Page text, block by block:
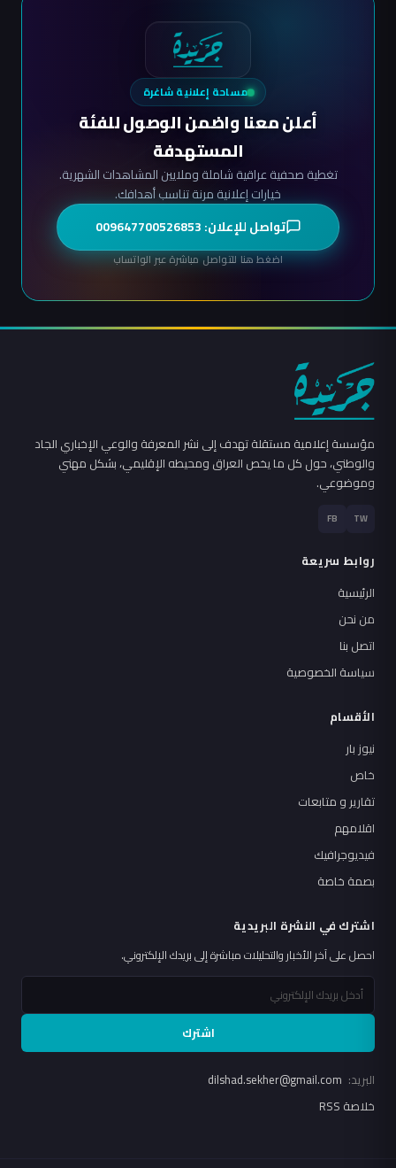
مساحة إعلانية شاغرة
أعلن معنا واضمن الوصول للفئة
المستهدفة
تغطية صحفية عراقية شاملة وملايين المشاهدات الشهرية.
خيارات إعلانية مرنة تناسب أهدافك.
تواصل للإعلان: 009647700526853
اضغط هنا للتواصل مباشرة عبر الواتساب
مؤسسة إعلامية مستقلة تهدف إلى نشر المعرفة والوعي الإخباري الجاد
والوطني، حول كل ما يخص العراق ومحيطه الإقليمي، بشكل مهني
وموضوعي.
TW
FB
روابط سريعة
الرئيسية
من نحن
اتصل بنا
سياسة الخصوصية
الأقسام
نيوز بار
خاص
تقارير و متابعات
اقلامهم
فيديوجرافيك
بصمة خاصة
اشترك في النشرة البريدية
احصل على آخر الأخبار والتحليلات مباشرة إلى بريدك الإلكتروني.
اشترك
البريد:
خلاصة RSS